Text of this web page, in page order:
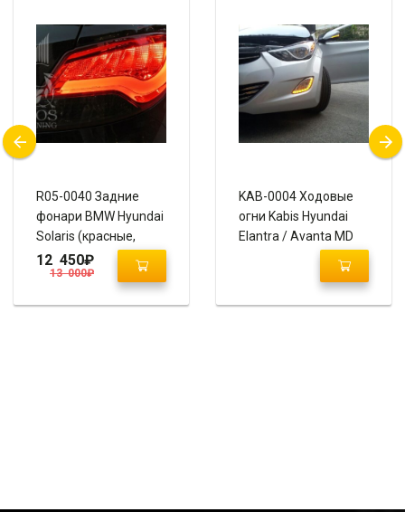
R05-0040 Задние
фонари BMW Hyundai
Solaris (красные,
тонированные)
13 000₽
12 450₽
KAB-0004 Ходовые
огни Kabis Hyundai
Elantra / Avanta MD